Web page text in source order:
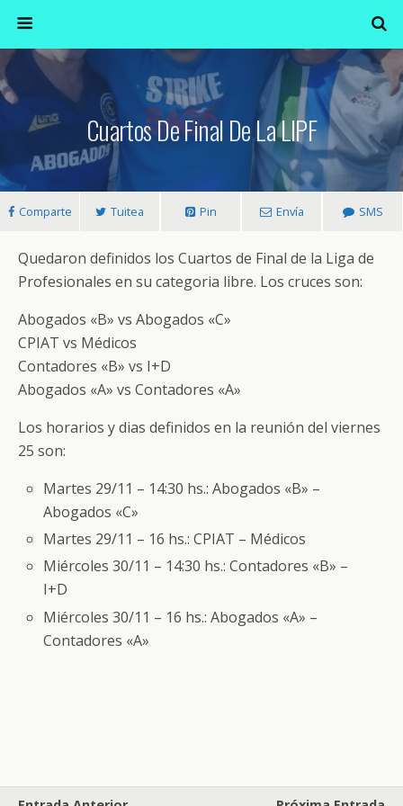
Cuartos De Final De La LIPF
Comparte Tuitea Pin Envía SMS
Quedaron definidos los Cuartos de Final de la Liga de
Profesionales en su categoria libre. Los cruces son:
Abogados «B» vs Abogados «C»
CPIAT vs Médicos
Contadores «B» vs I+D
Abogados «A» vs Contadores «A»
Los horarios y dias definidos en la reunión del viernes
25 son:
Martes 29/11 – 14:30 hs.: Abogados «B» –
Abogados «C»
Martes 29/11 – 16 hs.: CPIAT – Médicos
Miércoles 30/11 – 14:30 hs.: Contadores «B» –
I+D
Miércoles 30/11 – 16 hs.: Abogados «A» –
Contadores «A»